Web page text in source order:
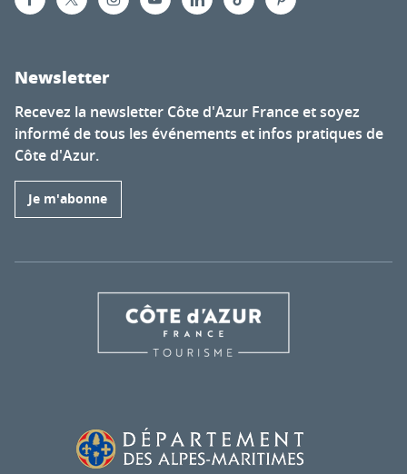
Newsletter
Recevez la newsletter Côte d'Azur France et soyez
informé de tous les événements et infos pratiques de
Côte d'Azur.
Je m'abonne